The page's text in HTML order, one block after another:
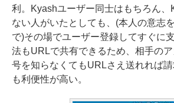
利。Kyashユーザー同士はもちろん、
ない人がいたとしても、(本人の意志
で)その場でユーザー登録してすぐに
法もURLで共有できるため、相手の
号を知らなくてもURLさえ送れれば
も利便性が高い。